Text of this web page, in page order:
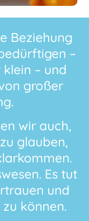
Beziehung
–
– und
großer
wir auch,
glauben,
Es tut
und
können.